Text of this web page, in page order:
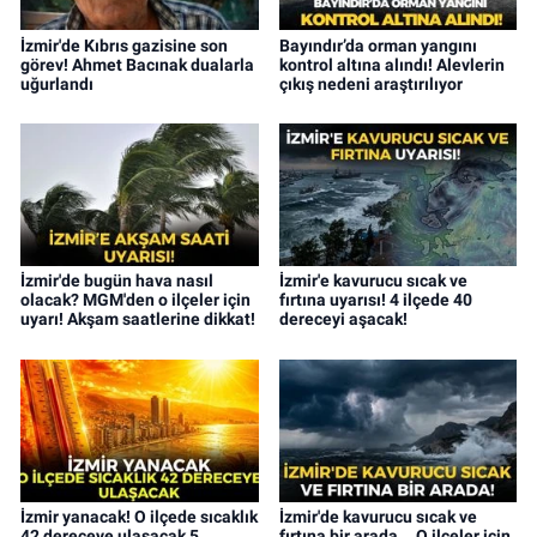
İzmir'de Kıbrıs gazisine son
görev! Ahmet Bacınak dualarla
uğurlandı
Bayındır’da orman yangını
kontrol altına alındı! Alevlerin
çıkış nedeni araştırılıyor
İzmir'de bugün hava nasıl
olacak? MGM'den o ilçeler için
uyarı! Akşam saatlerine dikkat!
İzmir'e kavurucu sıcak ve
fırtına uyarısı! 4 ilçede 40
dereceyi aşacak!
İzmir yanacak! O ilçede sıcaklık
İzmir'de kavurucu sıcak ve